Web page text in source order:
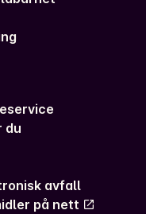
du
avfall
på nett